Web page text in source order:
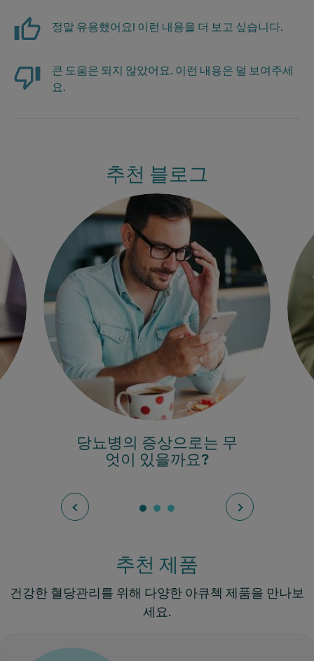
정말 유용했어요! 이런 내용을 더 보고 싶습니다.
큰 도움은 되지 않았어요. 이런 내용은 덜 보여주세
요.
추천 블로그
당뇨병의 증상으로는 무
엇이 있을까요?
추천 제품
건강한 혈당관리를 위해 다양한 아큐첵 제품을 만나보
세요.